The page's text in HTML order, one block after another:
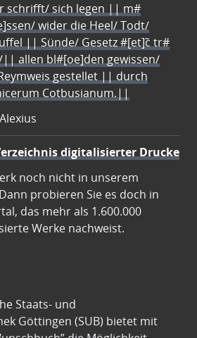
schrifft/ sich legen || m#
wider die Heel/ Todt/
|| Sünde/ Gesetz #[et]c̃ tr#
|| allen bl#[oe]den gewissen/
gestellet || durch
Cotbusianum.||
digitalisierter Drucke
noch nicht in unserem
probieren Sie es doch in
das mehr als 1.600.000
Werke nachweist.
Staats- und
Göttingen (SUB) bietet mit